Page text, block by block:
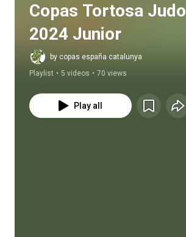
Copas Tortosa Judo
2024 Junior
by copas españa catalunya
Playlist • 5 videos • 70 views
Play all